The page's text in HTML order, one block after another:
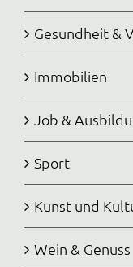
Gesundheit &
Immobilien
Job &
Sport
Kunst und
Wein & Genuss